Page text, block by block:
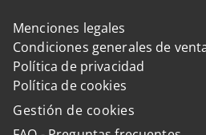
Menciones legales
Condiciones generales de
Política de privacidad
Política de cookies
Gestión de cookies